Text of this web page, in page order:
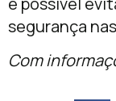
segurança
Com